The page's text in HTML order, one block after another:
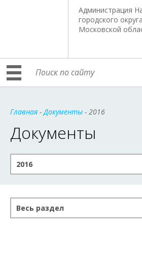
Администрация
городского округа
Московской
Главная -Документы - 2016
Документы
2016
Весь раздел